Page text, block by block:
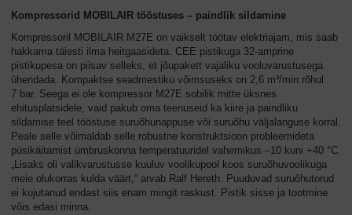
Kompressorid MOBILAIR tööstuses – paindlik sildamine
Kompressoril MOBILAIR M27E on vaikselt töötav elektriajam, mis saab
hakkama täiesti ilma heitgaasideta. CEE pistikuga 32-amprine
pistikupesa on piisav selleks, et jõupakett vajaliku vooluvarustusega
ühendada. Kompaktse seadmestiku võimsuseks on 2,6 m³/min rõhul
7 bar. Seega ei ole kompressor M27E sobilik mitte üksnes
ehitusplatsidele, vaid pakub oma teenuseid ka kiire ja paindliku
sildamise teel tööstuse suruõhunappuse või suruõhu väljalanguse korral.
Peale selle võimaldab selle robustne konstruktsioon probleemideta
püsikäitamist ümbruskonna temperatuuridel vahemikus –10 kuni +40 °C.
„Lisaks oli valikvarustusse kuuluv voolikupool koos suruõhuvoolikuga
meie olukorras kulda väärt,“ arvab Ralf Hereth. Puuduvad suruõhutorud
ei kujutanud endast siis enam mingit raskust. Pistik sisse ja tootmine
võis edasi minna.